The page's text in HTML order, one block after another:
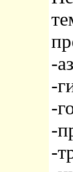
-
-
-
-
-